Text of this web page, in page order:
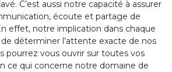
C’est aussi notre capacité à assurer
écoute et partage de
effet, notre implication dans chaque
déterminer l’attente exacte de nos
pourrez vous ouvrir sur toutes vos
ce qui concerne notre domaine de